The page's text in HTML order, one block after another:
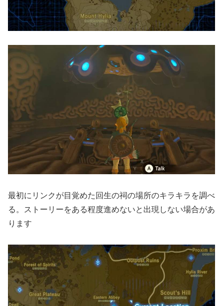
最初にリンクが目覚めた回生の祠の場所のキラキラを調べ
る。ストーリーをある程度進めないと出現しない場合があ
ります